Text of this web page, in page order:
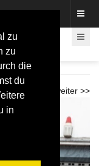
zu
zu
die
du
in
weiter >>